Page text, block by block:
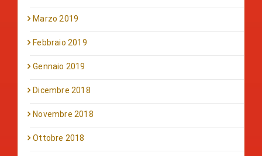
Marzo 2019
Febbraio 2019
Gennaio 2019
Dicembre 2018
Novembre 2018
Ottobre 2018